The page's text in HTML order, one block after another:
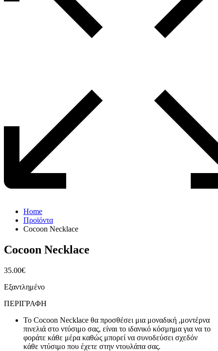
Home
Προϊόντα
Cocoon Necklace
Cocoon Necklace
35.00€
Εξαντλημένο
ΠΕΡΙΓΡΑΦΉ
Το Cocoon Necklace θα προσθέσει μια μοναδική ,μοντέρνα
πινελιά στο ντύσιμο σας, είναι το ιδανικό κόσμημα για να το
φοράτε κάθε μέρα καθώς μπορεί να συνοδεύσει σχεδόν
κάθε ντύσιμο που έχετε στην ντουλάπα σας.